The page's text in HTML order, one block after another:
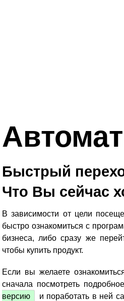
Быстрый
Что Вы сейчас
В зависимости от цели
быстро ознакомиться с
бизнеса, либо сразу же
чтобы купить продукт.
Если вы желаете
сначала посмотреть подробное
версию
и поработать в ней